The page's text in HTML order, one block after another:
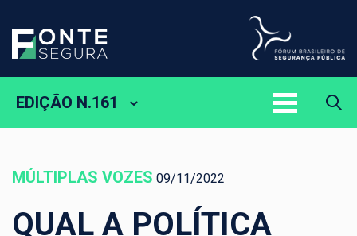
EDIÇÃO N.161
MÚLTIPLAS VOZES 09/11/2022
QUAL A POLÍTICA